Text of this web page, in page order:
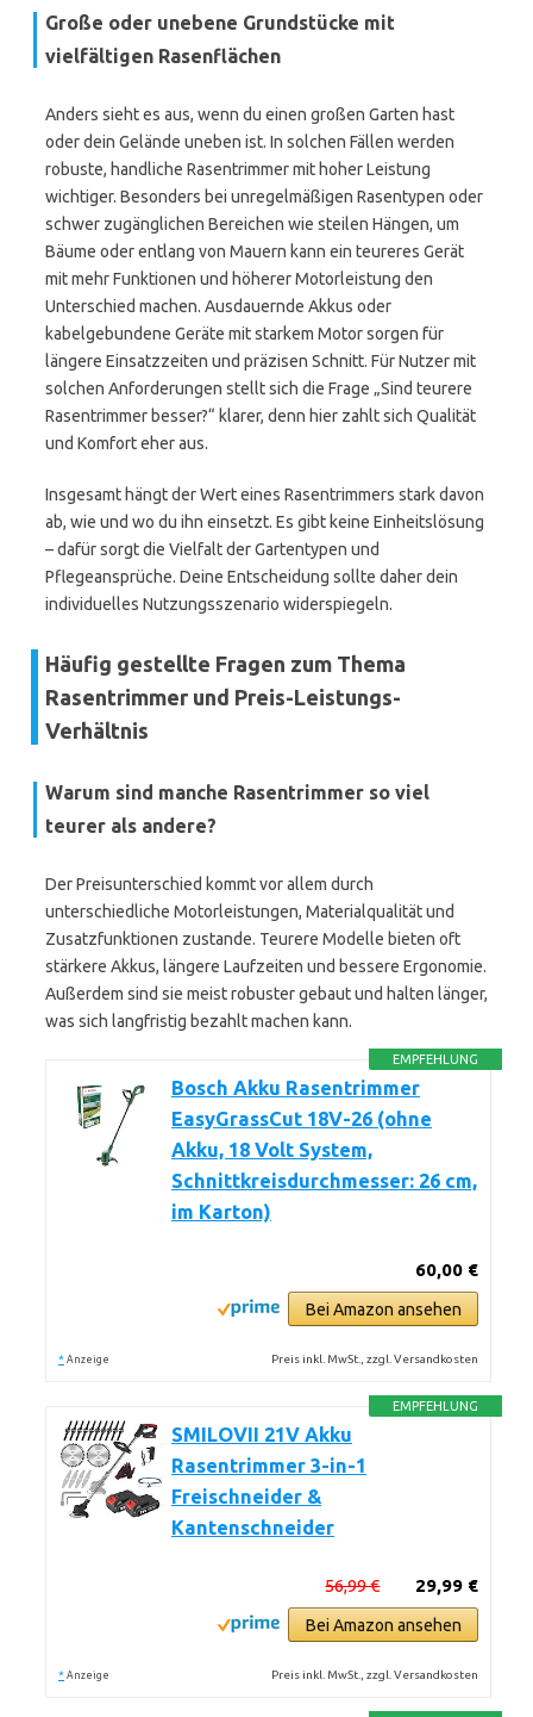
Große oder unebene Grundstücke mit
vielfältigen Rasenflächen
Anders sieht es aus, wenn du einen großen Garten hast
oder dein Gelände uneben ist. In solchen Fällen werden
robuste, handliche Rasentrimmer mit hoher Leistung
wichtiger. Besonders bei unregelmäßigen Rasentypen oder
schwer zugänglichen Bereichen wie steilen Hängen, um
Bäume oder entlang von Mauern kann ein teureres Gerät
mit mehr Funktionen und höherer Motorleistung den
Unterschied machen. Ausdauernde Akkus oder
kabelgebundene Geräte mit starkem Motor sorgen für
längere Einsatzzeiten und präzisen Schnitt. Für Nutzer mit
solchen Anforderungen stellt sich die Frage „Sind teurere
Rasentrimmer besser?“ klarer, denn hier zahlt sich Qualität
und Komfort eher aus.
Insgesamt hängt der Wert eines Rasentrimmers stark davon
ab, wie und wo du ihn einsetzt. Es gibt keine Einheitslösung
– dafür sorgt die Vielfalt der Gartentypen und
Pflegeansprüche. Deine Entscheidung sollte daher dein
individuelles Nutzungsszenario widerspiegeln.
Häufig gestellte Fragen zum Thema
Rasentrimmer und Preis-Leistungs-
Verhältnis
Warum sind manche Rasentrimmer so viel
teurer als andere?
Der Preisunterschied kommt vor allem durch
unterschiedliche Motorleistungen, Materialqualität und
Zusatzfunktionen zustande. Teurere Modelle bieten oft
stärkere Akkus, längere Laufzeiten und bessere Ergonomie.
Außerdem sind sie meist robuster gebaut und halten länger,
was sich langfristig bezahlt machen kann.
EMPFEHLUNG
Bosch Akku Rasentrimmer
EasyGrassCut 18V-26 (ohne
Akku, 18 Volt System,
Schnittkreisdurchmesser: 26 cm,
im Karton)
60,00 €
Bei Amazon ansehen
* Anzeige Preis inkl. MwSt., zzgl. Versandkosten
EMPFEHLUNG
SMILOVII 21V Akku
Rasentrimmer 3-in-1
Freischneider &
Kantenschneider
29,99 €
56,99 €
Bei Amazon ansehen
* Anzeige Preis inkl. MwSt., zzgl. Versandkosten